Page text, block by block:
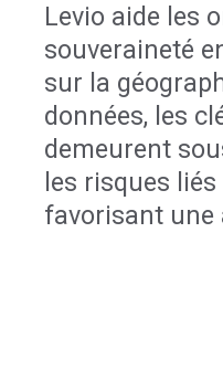
Levio aide les
souveraineté
sur la
données, les
demeurent
les risques
favorisant une